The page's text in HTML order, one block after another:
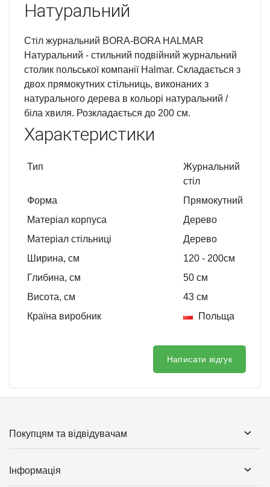
Натуральний
Стіл журнальний BORA-BORA HALMAR
Hатуральний - стильний подвійний журнальний
столик польської компанії Halmar. Складається з
двох прямокутних стільниць, виконаних з
натурального дерева в кольорі натуральний /
біла хвиля. Розкладається до 200 см.
Характеристики
Тип
Журнальний
стіл
Форма
Прямокутний
Матеріал корпуса
Дерево
Матеріал стільниці
Дерево
Ширина, см
120- 200см
Глибина, см
50 см
Висота, см
43 см
Країна виробник
Польща
Написати відгук
Покупцям та відвідувачам
Інформація